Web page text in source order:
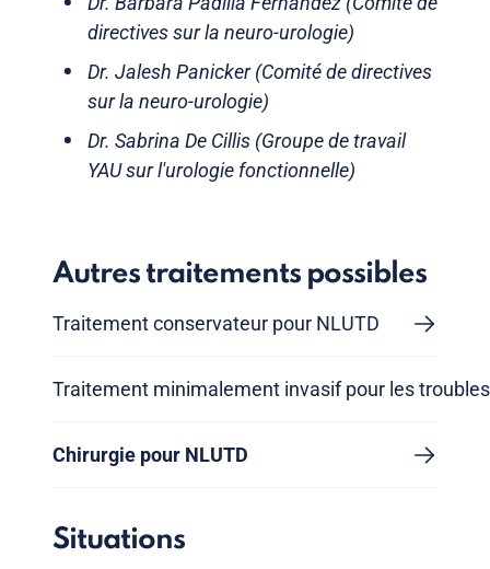
directives sur la neuro-urologie)
Dr. Jalesh Panicker (Comité de directives
sur la neuro-urologie)
Dr. Sabrina De Cillis (Groupe de travail
YAU sur l'urologie fonctionnelle)
Autres traitements possibles
Traitement conservateur pour NLUTD
Traitement minimalement invasif pour les
Chirurgie pour NLUTD
Situations